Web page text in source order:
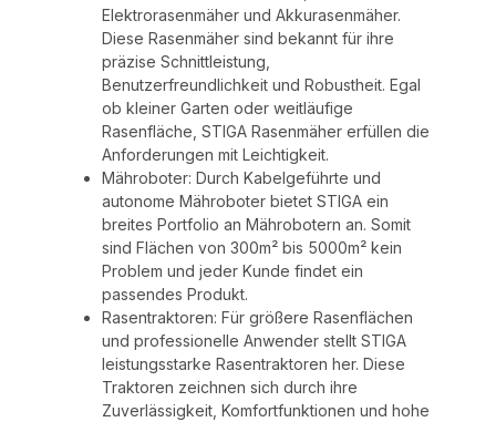
Elektrorasenmäher und Akkurasenmäher.
Diese Rasenmäher sind bekannt für ihre
präzise Schnittleistung,
Benutzerfreundlichkeit und Robustheit. Egal
ob kleiner Garten oder weitläufige
Rasenfläche, STIGA Rasenmäher erfüllen die
Anforderungen mit Leichtigkeit.
Mähroboter: Durch Kabelgeführte und
autonome Mähroboter bietet STIGA ein
breites Portfolio an Mährobotern an. Somit
sind Flächen von 300m² bis 5000m² kein
Problem und jeder Kunde findet ein
passendes Produkt.
Rasentraktoren: Für größere Rasenflächen
und professionelle Anwender stellt STIGA
leistungsstarke Rasentraktoren her. Diese
Traktoren zeichnen sich durch ihre
Zuverlässigkeit, Komfortfunktionen und hohe